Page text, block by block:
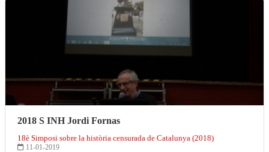
2018 S INH Jordi Fornas
18è Simposi sobre la història censurada de Catalunya (2018)
11-01-2019